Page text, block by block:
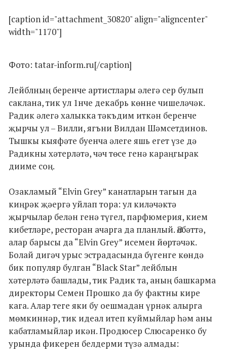
[caption id="attachment_30820" align="aligncenter"
width="1170"]
Фото: tatar-inform.ru[/caption]
Лейблның беренче артистлары әлегә сер булып
саклана, тик ул 1нче декабрь көнне чишеләчәк.
Радик әлегә халыкка тәкъдим иткән беренче
җырчы ул – Вилли, ягъни Вилдан Шәмсетдинов.
Тышкы кыяфәте буенча әлеге яшь егет үзе дә
Радикны хәтерләтә, чәч төсе генә караңгырак
дииме соң.
Озакламый “Elvin Grey” канатларын тагын да
киңрәк җәергә уйлап тора: ул киләчәктә
җырчылар белән генә түгел, парфюмерия, кием
кибетләре, ресторан ачарга да планлый. Әлбәттә,
алар барысы да “Elvin Grey” исемен йөртәчәк.
Болай дигәч урыс эстрадасында бүгенге көндә
бик популяр булган “Black Star” лейблын
хәтерләтә башлады, тик Радик та, аның башкарма
директоры Семен Прошко да бу фактны кире
кага. Алар теге яки бу оешмадан үрнәк алырга
мөмкиннәр, тик идеал итеп куймыйлар һәм аны
кабатламыйлар икән. Продюсер Слюсаренко бу
урында фикерен белдерми түзә алмады: